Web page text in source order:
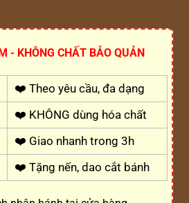
- KHÔNG CHẤT BẢO QUẢN
❤️ Theo yêu cầu, đa dạng
❤️ KHÔNG dùng hóa chất
❤️ Giao nhanh trong 3h
❤️ Tặng nến, dao cắt bánh